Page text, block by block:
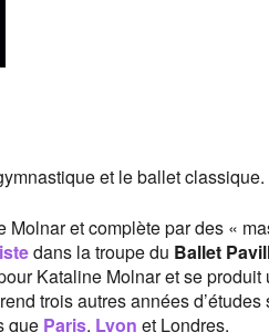
et le ballet classique.
et complète par des «
dans la troupe du Ballet
Kataline Molnar et se
trois autres années
que Paris, Lyon et Londres.